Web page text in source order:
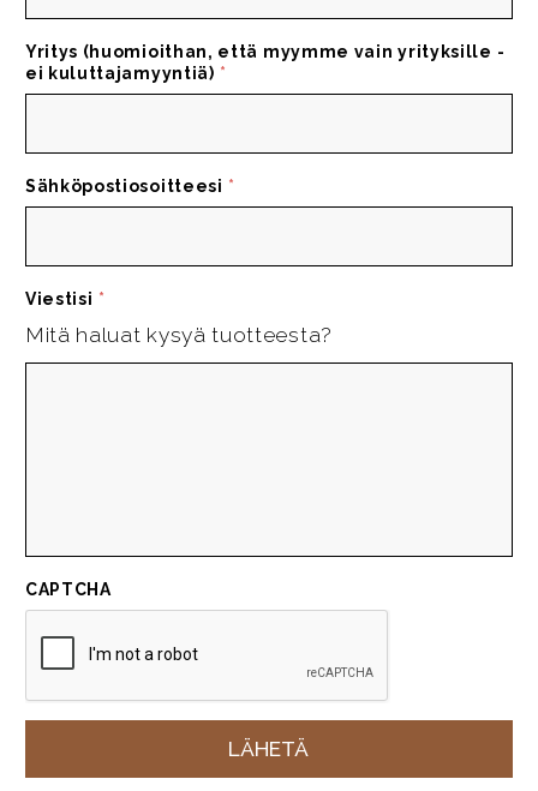
Yritys (huomioithan, että myymme vain yrityksille -
ei kuluttajamyyntiä) *
Sähköpostiosoitteesi *
Viestisi *
Mitä haluat kysyä tuotteesta?
CAPTCHA